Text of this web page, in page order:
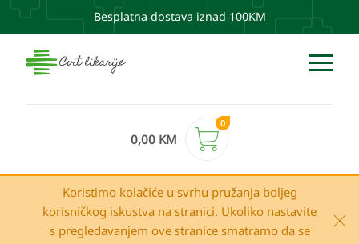
Besplatna dostava iznad 100KM
0,00 KM
0
Koristimo kolačiće u svrhu pružanja boljeg
korisničkog iskustva na stranici. Ukoliko nastavite
s pregledavanjem ove stranice smatramo da se